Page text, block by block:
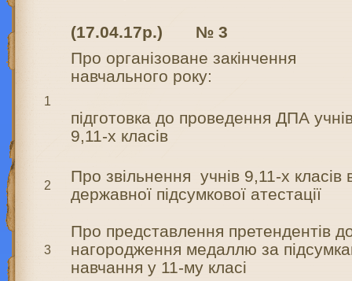
(17.04.17р.) № 3
1
Про організоване закінчення
навчального року:
підготовка до проведення ДПА
9,11-х класів
2
Про звільнення учнів 9,11-х класів
державної підсумкової атестації
3
Про представлення претендентів
нагородження медаллю за
навчання у 11-му класі